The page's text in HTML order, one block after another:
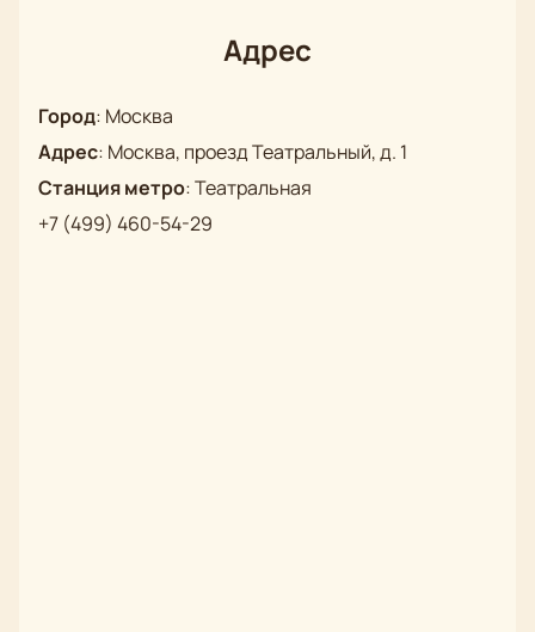
: Сергей Тезов, Любовь Ещенко,
Александр Дривень, Денис Курочка, Александр
Дмитрий Кознов, Татьяна Лебедева, Григорий
Скряпкин, Лидия Милюзина
Адрес
Город: Москва
Адрес: Москва, проезд Театральный, д. 1
Станция метро:Театральная
+7 (499) 460-54-29